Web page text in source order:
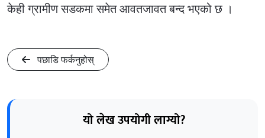
केही ग्रामीण सडकमा समेत आवतजावत बन्द भएको छ ।
पछाडि फर्कनुहोस्
यो लेख उपयोगी लाग्यो?